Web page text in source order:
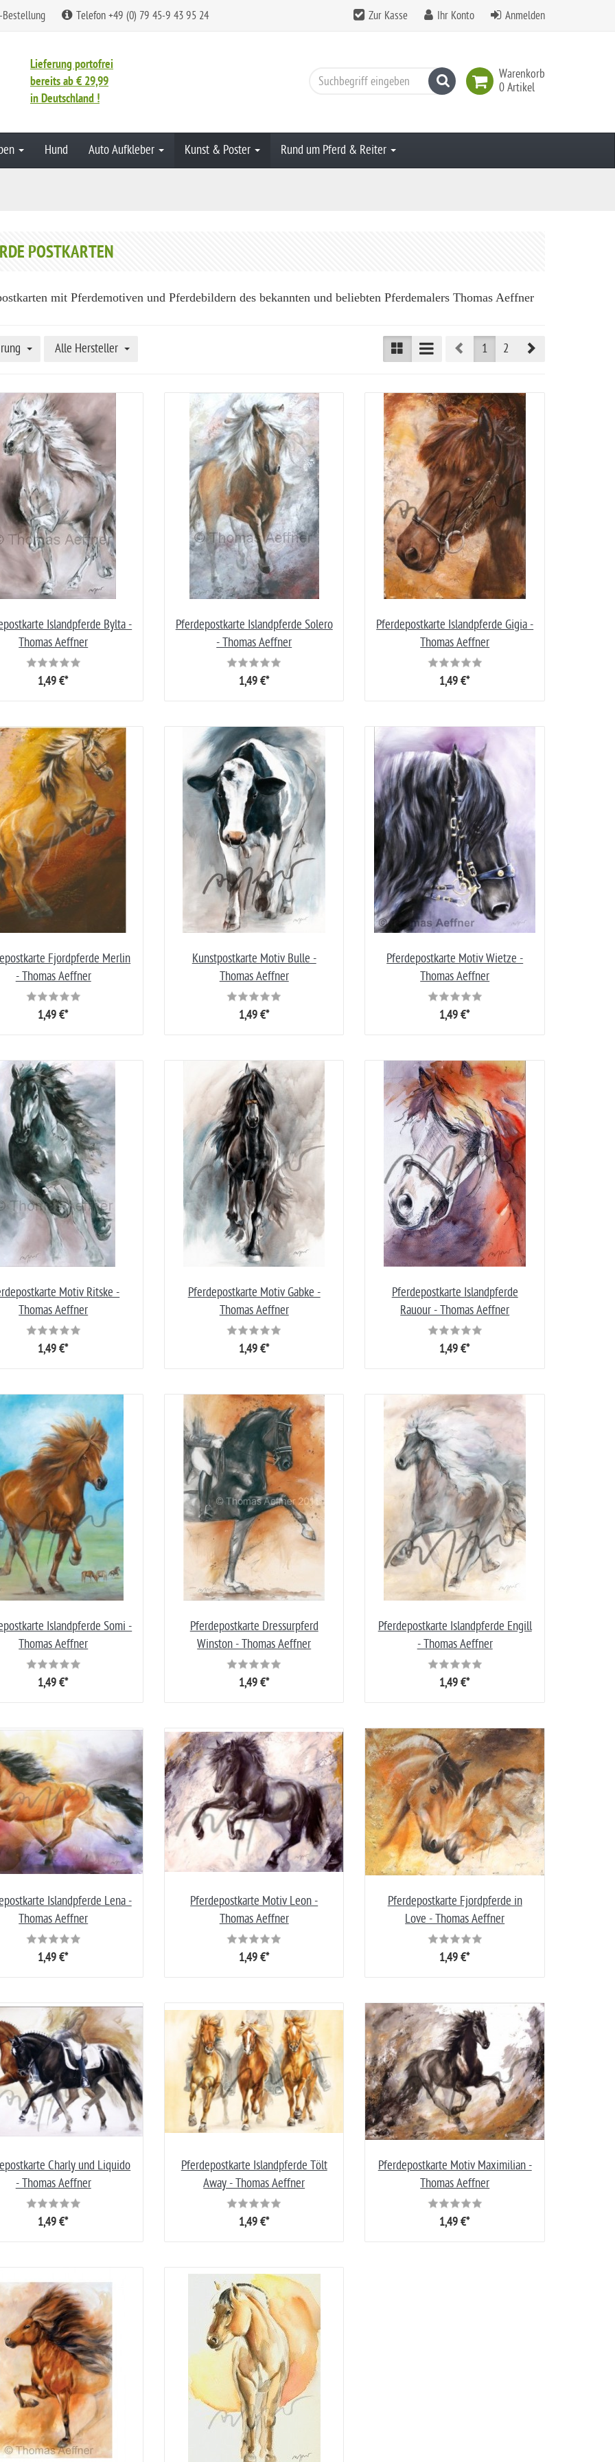
Telefon +49 (0) 79 45-9 43 95 24 Zur Kasse Ihr Konto Anmelden
Lieferung portofrei
bereits ab € 29,99
in Deutschland !
Warenkorb
0 Artikel
Suchen
Hund Auto Aufkleber Kunst & Poster Rund um Pferd & Reiter
POSTKARTEN
mit Pferdemotiven und Pferdebildern des bekannten und beliebten Pferdemalers Thomas Aeffner
Alle Hersteller Prev1 2
Islandpferde Bylta -
Thomas Aeffner
1,49 €*
Pferdepostkarte Islandpferde Solero
- Thomas Aeffner
1,49 €*
Pferdepostkarte Islandpferde Gigia -
Thomas Aeffner
1,49 €*
Fjordpferde Merlin
- Thomas Aeffner
1,49 €*
Kunstpostkarte Motiv Bulle -
Thomas Aeffner
1,49 €*
Pferdepostkarte Motiv Wietze -
Thomas Aeffner
1,49 €*
Motiv Ritske -
Thomas Aeffner
1,49 €*
Pferdepostkarte Motiv Gabke -
Thomas Aeffner
1,49 €*
Pferdepostkarte Islandpferde
Rauour - Thomas Aeffner
1,49 €*
Islandpferde Somi -
Thomas Aeffner
1,49 €*
Pferdepostkarte Dressurpferd
Winston - Thomas Aeffner
1,49 €*
Pferdepostkarte Islandpferde Engill
- Thomas Aeffner
1,49 €*
Islandpferde Lena -
Thomas Aeffner
1,49 €*
Pferdepostkarte Motiv Leon -
Thomas Aeffner
1,49 €*
Pferdepostkarte Fjordpferde in
Love - Thomas Aeffner
1,49 €*
Charly und Liquido
- Thomas Aeffner
1,49 €*
Pferdepostkarte Islandpferde Tölt
Away - Thomas Aeffner
1,49 €*
Pferdepostkarte Motiv Maximilian -
Thomas Aeffner
1,49 €*